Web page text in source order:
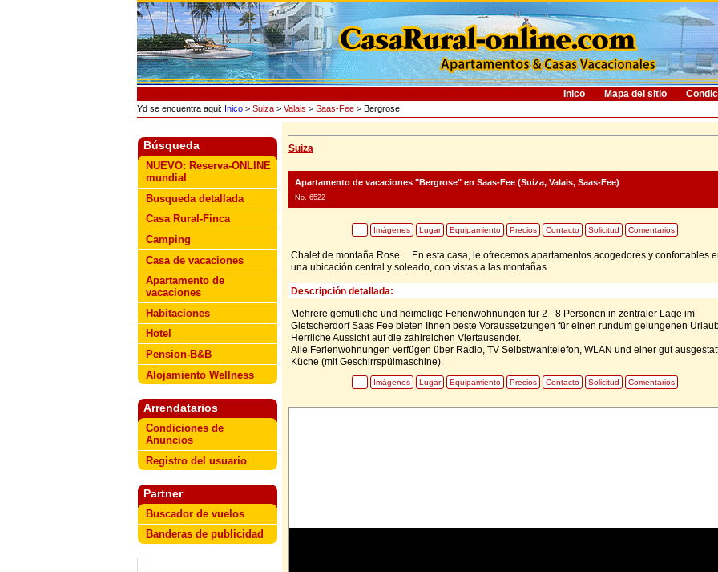
Inico Mapa del sitio
Yd se encuentra aqui: Inico> Suiza> Valais > Saas-Fee> Bergrose
Búsqueda
NUEVO: Reserva-ONLINE
mundial
Busqueda detallada
Casa Rural-Finca
Camping
Casa de vacaciones
Apartamento de
vacaciones
Habitaciones
Hotel
Pension-B&B
Alojamiento Wellness
Arrendatarios
Condiciones de
Anuncios
Registro del usuario
Partner
Buscador de vuelos
Banderas de publicidad
Suiza
Apartamento de vacaciones "Bergrose"en Saas-Fee (Suiza, Valais, Saas-Fee)
No. 6522
Imágenes Lugar Equipamiento Precios Contacto Solicitud Comentarios
Chalet de montaña Rose ... En esta casa, le ofrecemos apartamentos acogedores y confortables
una ubicación central y soleado, con vistas a las montañas.
Descripción detallada:
Mehrere gemütliche und heimelige Ferienwohnungen für 2 - 8 Personen in zentraler Lage im
Gletscherdorf Saas Fee bieten Ihnen beste Voraussetzungen für einen rundum gelungenen
Herrliche Aussicht auf die zahlreichen Viertausender.
Alle Ferienwohnungen verfügen über Radio, TV Selbstwahltelefon, WLAN und einer gut
Küche (mit Geschirrspülmaschine).
Imágenes Lugar Equipamiento Precios Contacto Solicitud Comentarios